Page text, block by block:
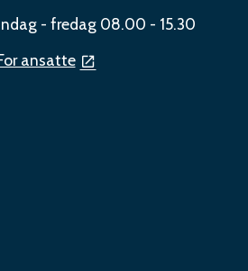
- fredag 08.00 - 15.30
ansatte